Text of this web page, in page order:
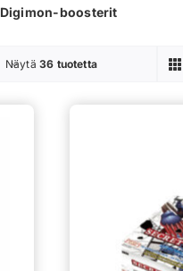
Digimon-boosterit
Näytä36 tuotetta